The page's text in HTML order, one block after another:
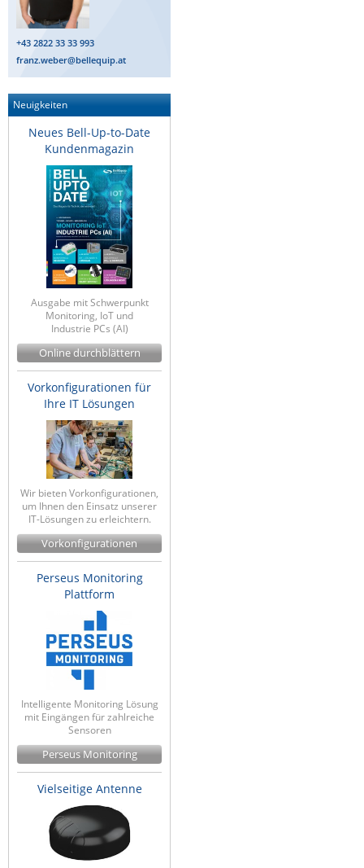
IEC Lock
Ihse
Kramer Electronics
Legrand
LigoWave
Milesight
Netio
Panorama Antennas
PatchSee
Power Kingdom
Poynting
Raritan
Riello UPS
Server Technology
Siretta
SIRIO Antenne
Sunbird
Tactical Software
TEKTELIC
Teltonika
Unwired Networks
Vision
WATTECO
Westermo
Yuasa
ZPE Systems
News zu unseren Herstellern
+43 2822 33 33 993
franz.weber@bellequip.at
Neuigkeiten
Neues Bell-Up-to-Date
Kundenmagazin
Ausgabe mit Schwerpunkt
Monitoring, IoT und
Industrie PCs (AI)
Online durchblättern
Vorkonfigurationen für
Ihre IT Lösungen
Wir bieten Vorkonfigurationen,
um Ihnen den Einsatz unserer
IT-Lösungen zu erleichtern.
Vorkonfigurationen
Perseus Monitoring
Plattform
Intelligente Monitoring Lösung
mit Eingängen für zahlreiche
Sensoren
Perseus Monitoring
Vielseitige Antenne